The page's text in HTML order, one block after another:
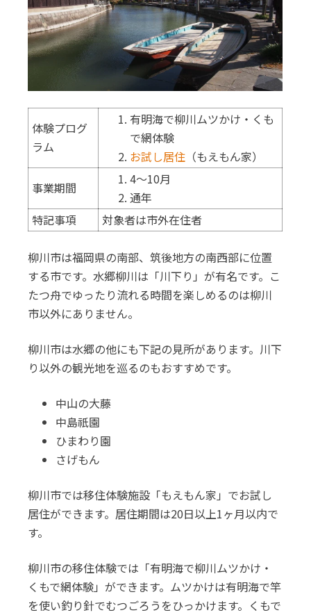
体験プログ
ラム
有明海で柳川ムツかけ・くも
で網体験
お試し居住 （もえもん家）
事業期間
4～10月
通年
特記事項
対象者は市外在住者
柳川市は福岡県の南部、筑後地方の南西部に位置
する市です。水郷柳川は「川下り」が有名です。こ
たつ舟でゆったり流れる時間を楽しめるのは柳川
市以外にありません。
柳川市は水郷の他にも下記の見所があります。川下
り以外の観光地を巡るのもおすすめです。
中山の大藤
中島祇園
ひまわり園
さげもん
柳川市では移住体験施設「もえもん家」でお試し
居住ができます。居住期間は20日以上1ヶ月以内で
す。
柳川市の移住体験では「有明海で柳川ムツかけ・
くもで網体験」ができます。ムツかけは有明海で竿
を使い釣り針でむつごろうをひっかけます。くもで